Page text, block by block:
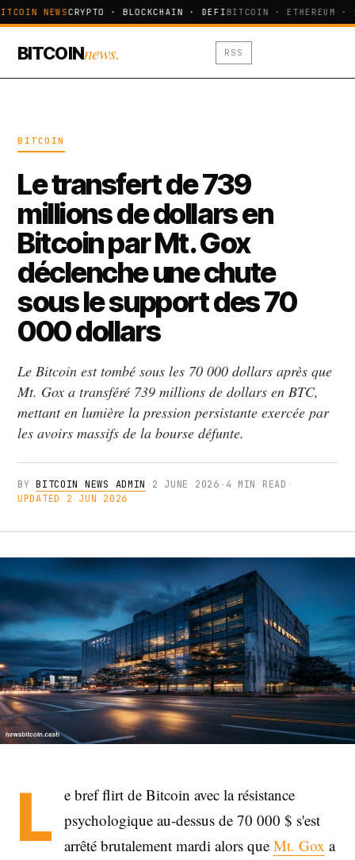
NEWSCRYPTO · BLOCKCHAIN · DEFIBITCOIN · ETHEREUM ·
BITCOINnews. RSS
BITCOIN
Le transfert de 739
millions de dollars en
Bitcoin par Mt. Gox
déclenche une chute
sous le support des 70
000 dollars
Le Bitcoin est tombé sous les 70 000 dollars après que
Mt. Gox a transféré 739 millions de dollars en BTC,
mettant en lumière la pression persistante exercée par
les avoirs massifs de la bourse défunte.
BYBITCOIN NEWS ADMIN · 2 JUNE 2026 · 4 MIN READ ·
UPDATED 2 JUN 2026
L
e bref flirt de Bitcoin avec la résistance
psychologique au-dessus de 70 000 $ s'est
arrêté brutalement mardi alors que Mt. Gox a